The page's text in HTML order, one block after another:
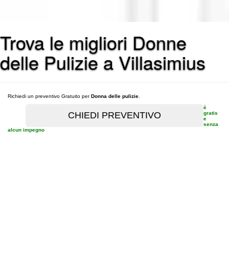
Trova le migliori Donne
delle Pulizie a Villasimius
Richiedi un preventivo Gratuito perDonna delle pulizie
è
gratis
e
senza
alcun impegno